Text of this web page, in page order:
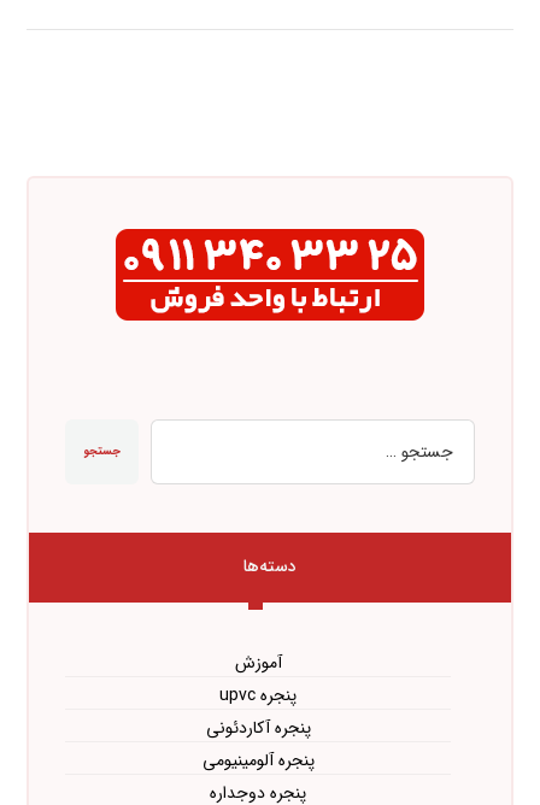
جستجو
دسته‌ها
آموزش
پنجره upvc
پنجره آکاردئونی
پنجره آلومینیومی
پنجره دوجداره